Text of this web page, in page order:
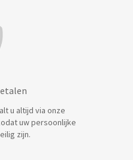
u altijd via onze
uw persoonlijke
zijn.